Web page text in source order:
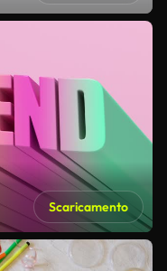
Scaricamento